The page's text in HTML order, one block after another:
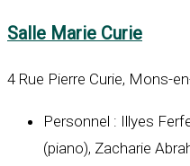
Salle Marie Curie
4 Rue Pierre Curie, Mons-
Personnel : Illyes
(piano), Zacharie